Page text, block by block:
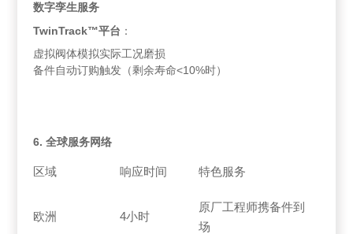
数字孪生服务
TwinTrack™平台 ：
虚拟阀体模拟实际工况磨损
备件自动订购触发（剩余寿命<10%时）
6. 全球服务网络
区域 响应时间 特色服务
欧洲 4小时
原厂工程师携备件到
场